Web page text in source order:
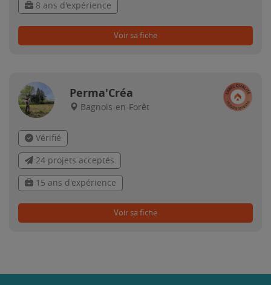
8 ans d'expérience
Voir sa fiche
Perma'Créa
Bagnols-en-Forêt
Vérifié
24 projets acceptés
15 ans d'expérience
Voir sa fiche